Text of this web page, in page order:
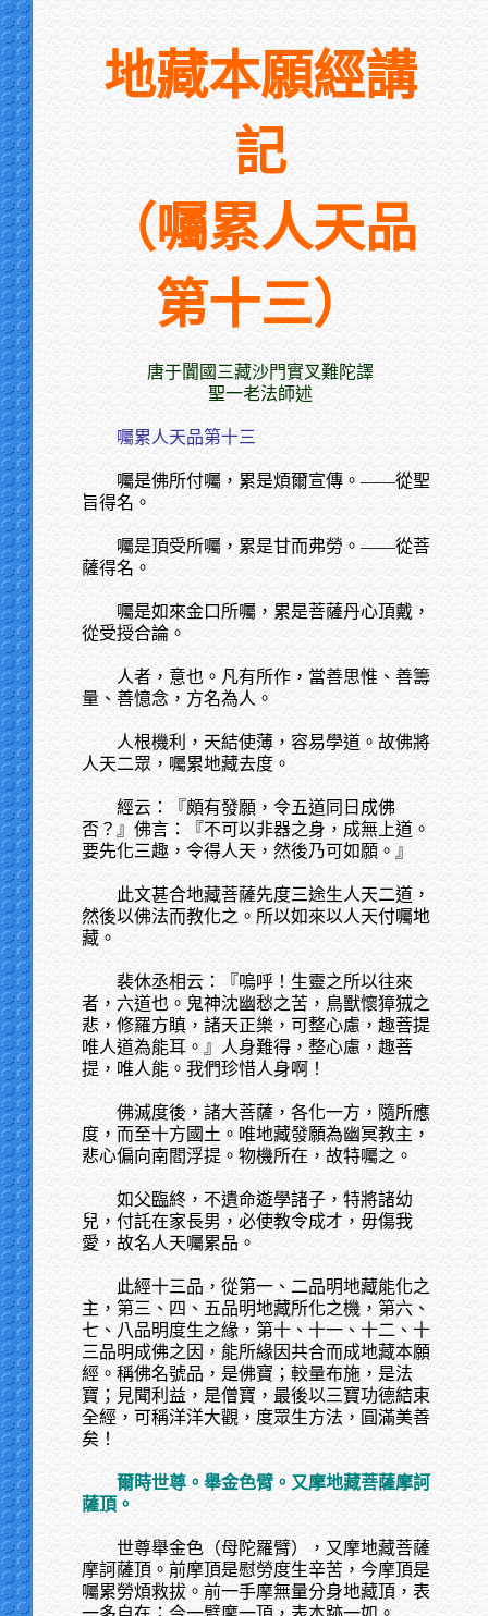
地藏本願經講
記
（囑累人天品
第十三）
唐于闐國三藏沙門實叉難陀譯
聖一老法師述
囑累人天品第十三
囑是佛所付囑，累是煩爾宣傳。——從聖
旨得名。
囑是頂受所囑，累是甘而弗勞。——從菩
薩得名。
囑是如來金口所囑，累是菩薩丹心頂戴，
從受授合論。
人者，意也。凡有所作，當善思惟、善籌
量、善憶念，方名為人。
人根機利，天結使薄，容易學道。故佛將
人天二眾，囑累地藏去度。
經云：『頗有發願，令五道同日成佛
否？』佛言：『不可以非器之身，成無上道。
要先化三趣，令得人天，然後乃可如願。』
此文甚合地藏菩薩先度三途生人天二道，
然後以佛法而教化之。所以如來以人天付囑地
藏。
裴休丞相云：『嗚呼！生靈之所以往來
者，六道也。鬼神沈幽愁之苦，鳥獸懷獐狨之
悲，修羅方瞋，諸天正樂，可整心慮，趣菩提
唯人道為能耳。』人身難得，整心慮，趣菩
提，唯人能。我們珍惜人身啊！
佛滅度後，諸大菩薩，各化一方，隨所應
度，而至十方國土。唯地藏發願為幽冥教主，
悲心偏向南閻浮提。物機所在，故特囑之。
如父臨終，不遺命遊學諸子，特將諸幼
兒，付託在家長男，必使教令成才，毋傷我
愛，故名人天囑累品。
此經十三品，從第一、二品明地藏能化之
主，第三、四、五品明地藏所化之機，第六、
七、八品明度生之緣，第十、十一、十二、十
三品明成佛之因，能所緣因共合而成地藏本願
經。稱佛名號品，是佛寶；較量布施，是法
寶；見聞利益，是僧寶，最後以三寶功德結束
全經，可稱洋洋大觀，度眾生方法，圓滿美善
矣！
爾時世尊。舉金色臂。又摩地藏菩薩摩訶
薩頂。
世尊舉金色（母陀羅臂），又摩地藏菩薩
摩訶薩頂。前摩頂是慰勞度生辛苦，今摩頂是
囑累勞煩救拔。前一手摩無量分身地藏頂，表